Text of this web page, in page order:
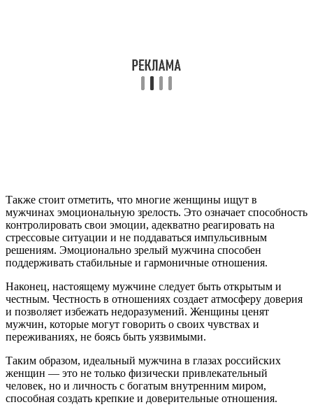
Также стоит отметить, что многие женщины ищут в
мужчинах эмоциональную зрелость. Это означает способность
контролировать свои эмоции, адекватно реагировать на
стрессовые ситуации и не поддаваться импульсивным
решениям. Эмоционально зрелый мужчина способен
поддерживать стабильные и гармоничные отношения.
Наконец, настоящему мужчине следует быть открытым и
честным. Честность в отношениях создает атмосферу доверия
и позволяет избежать недоразумений. Женщины ценят
мужчин, которые могут говорить о своих чувствах и
переживаниях, не боясь быть уязвимыми.
Таким образом, идеальный мужчина в глазах российских
женщин — это не только физически привлекательный
человек, но и личность с богатым внутренним миром,
способная создать крепкие и доверительные отношения.